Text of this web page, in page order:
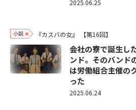
2025.06.25
小説 『カスバの女』 【第16回】
会社の寮で誕生し
ンド。そのバンド
は労働組合主催の
った
2025.06.24